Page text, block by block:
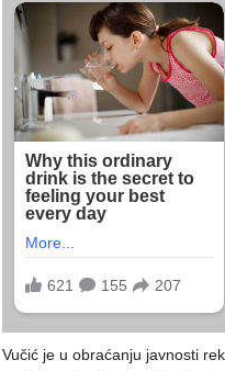
Vučić je u obraćanju javnosti